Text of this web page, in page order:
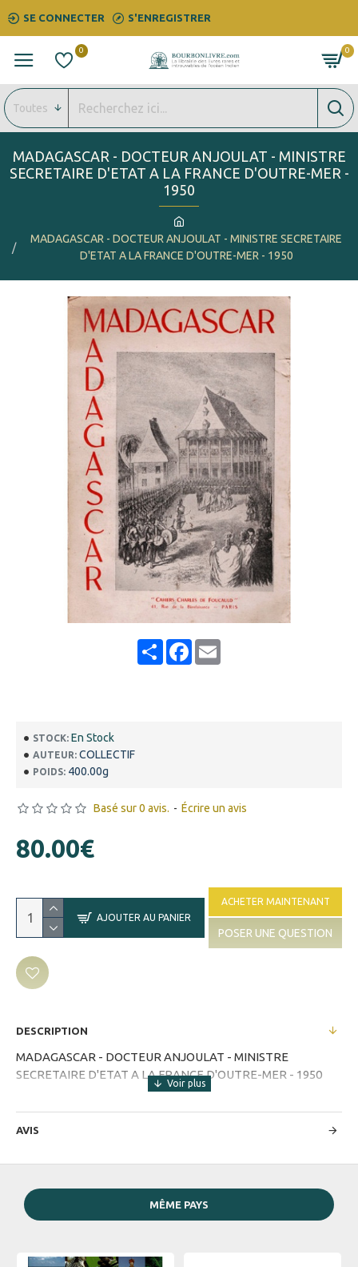
SE CONNECTER S'ENREGISTRER
0 0
Toutes
MADAGASCAR - DOCTEUR ANJOULAT - MINISTRE SECRETAIRE
D'ETAT A LA FRANCE D'OUTRE-MER - 1950
MADAGASCAR - DOCTEUR ANJOULAT - MINISTRE
SECRETAIRE D'ETAT A LA FRANCE D'OUTRE-MER -
1950
ShareFacebook
Email
STOCK: En Stock
AUTEUR: COLLECTIF
POIDS: 400.00g
Basé sur 0 avis. - Écrire un avis
80.00€
AJOUTER AU PANIER
ACHETER MAINTENANT
POSER UNE QUESTION
DESCRIPTION
MADAGASCAR - DOCTEUR ANJOULAT - MINISTRE
SECRETAIRE D'ETAT A LA FRANCE D'OUTRE-MER - 1950
AVIS
MÊME PAYS